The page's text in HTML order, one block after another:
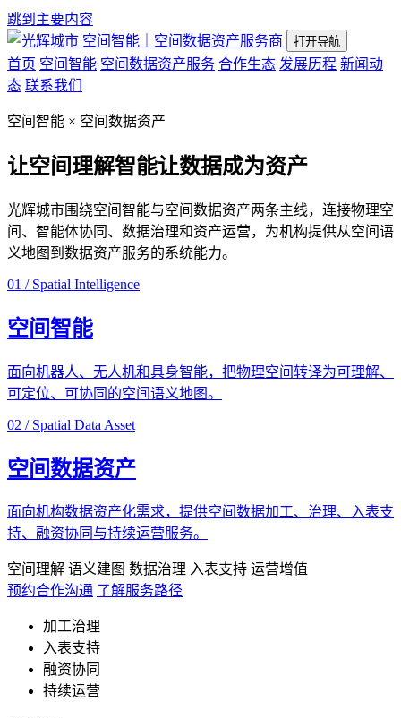
跳到主要内容
空间智能｜空间数据资产服务商
打开导航
首页 空间智能 空间数据资产服务 合作生态 发展历程 新闻动
态 联系我们
空间智能 × 空间数据资产
让空间理解智能让数据成为资产
光辉城市围绕空间智能与空间数据资产两条主线，连接物理空
间、智能体协同、数据治理和资产运营，为机构提供从空间语
义地图到数据资产服务的系统能力。
01 / Spatial Intelligence
空间智能
面向机器人、无人机和具身智能，把物理空间转译为可理解、
可定位、可协同的空间语义地图。
02 / Spatial Data Asset
空间数据资产
面向机构数据资产化需求，提供空间数据加工、治理、入表支
持、融资协同与持续运营服务。
空间理解 语义建图 数据治理 入表支持 运营增值
预约合作沟通 了解服务路径
加工治理
入表支持
融资协同
持续运营